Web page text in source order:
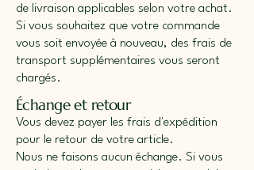
de livraison applicables selon votre achat.
Si vous souhaitez que votre commande
vous soit envoyée à nouveau, des frais de
transport supplémentaires vous seront
chargés.
Échange et retour
Vous devez payer les frais d'expédition
pour le retour de votre article.
Nous ne faisons aucun échange. Si vous